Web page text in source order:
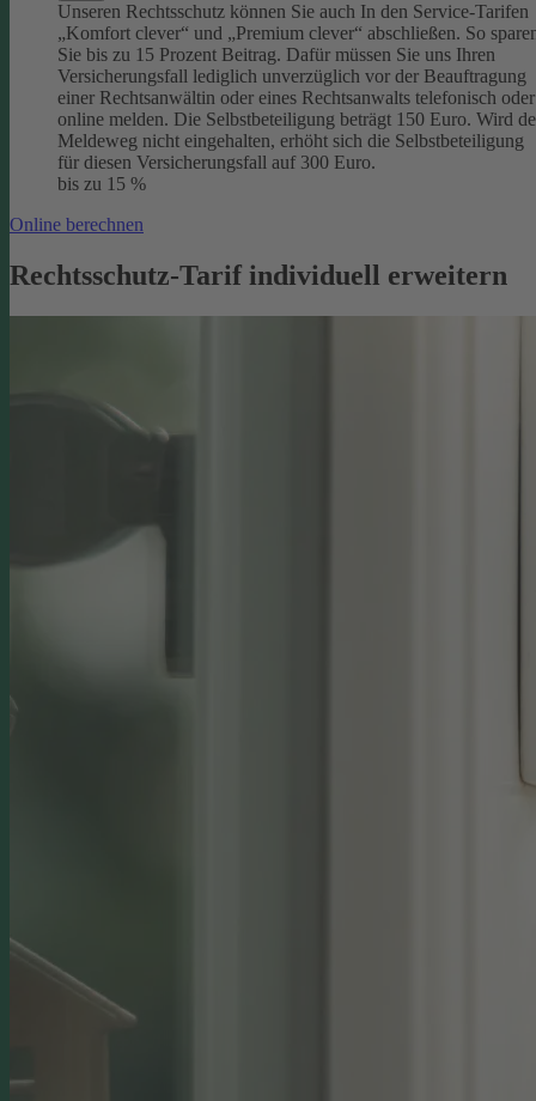
Unseren Rechtsschutz können Sie auch In den Service-Tarifen
„Komfort clever“ und „Premium clever“ abschließen. So
Sie bis zu 15 Prozent Beitrag. Dafür müssen Sie uns Ihren
Versicherungsfall lediglich unverzüglich vor der Beauftragung
einer Rechtsanwältin oder eines Rechtsanwalts telefonisch oder
online melden. Die Selbstbeteiligung beträgt 150 Euro. Wird
Meldeweg nicht eingehalten, erhöht sich die Selbstbeteiligung
für diesen Versicherungsfall auf 300 Euro.
bis zu 15 %
Online berechnen
Rechtsschutz-Tarif individuell erweitern